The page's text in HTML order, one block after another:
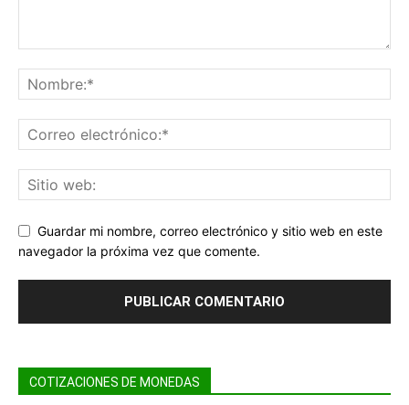
Guardar mi nombre, correo electrónico y sitio web en este
navegador la próxima vez que comente.
COTIZACIONES DE MONEDAS